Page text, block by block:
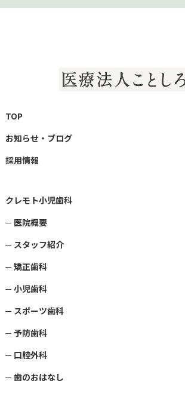
TOP
お知らせ・ブログ
採用情報
クレモト小児歯科
医院概要
スタッフ紹介
矯正歯科
小児歯科
スポーツ歯科
予防歯科
口腔外科
歯のおはなし